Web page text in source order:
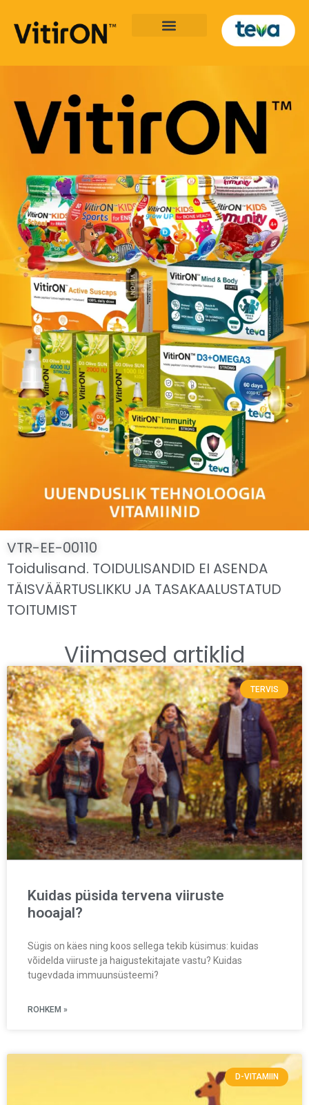
VTR-EE-00110
Toidulisand. TOIDULISANDID EI ASENDA
TÄISVÄÄRTUSLIKKU JA TASAKAALUSTATUD
TOITUMIST
Viimased artiklid
TERVIS
Kuidas püsida tervena viiruste
hooajal?
Sügis on käes ning koos sellega tekib küsimus: kuidas
võidelda viiruste ja haigustekitajate vastu? Kuidas
tugevdada immuunsüsteemi?
ROHKEM »
D-VITAMIIN